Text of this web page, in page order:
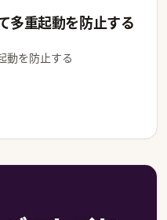
多重起動を防止する
動を防止する